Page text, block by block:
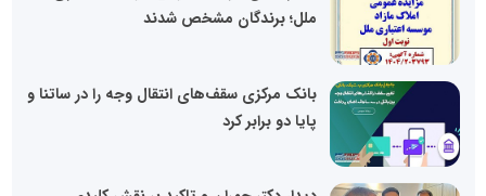
ملل؛ برندگان مشخص شدند
بانک مرکزی سقف‌های انتقال وجه را در ساتنا و
پایا دو برابر کرد